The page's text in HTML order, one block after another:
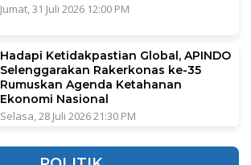
Jumat, 31 Juli 2026 12:00 PM
Hadapi Ketidakpastian Global, APINDO
Selenggarakan Rakerkonas ke-35
Rumuskan Agenda Ketahanan
Ekonomi Nasional
Selasa, 28 Juli 2026 21:30 PM